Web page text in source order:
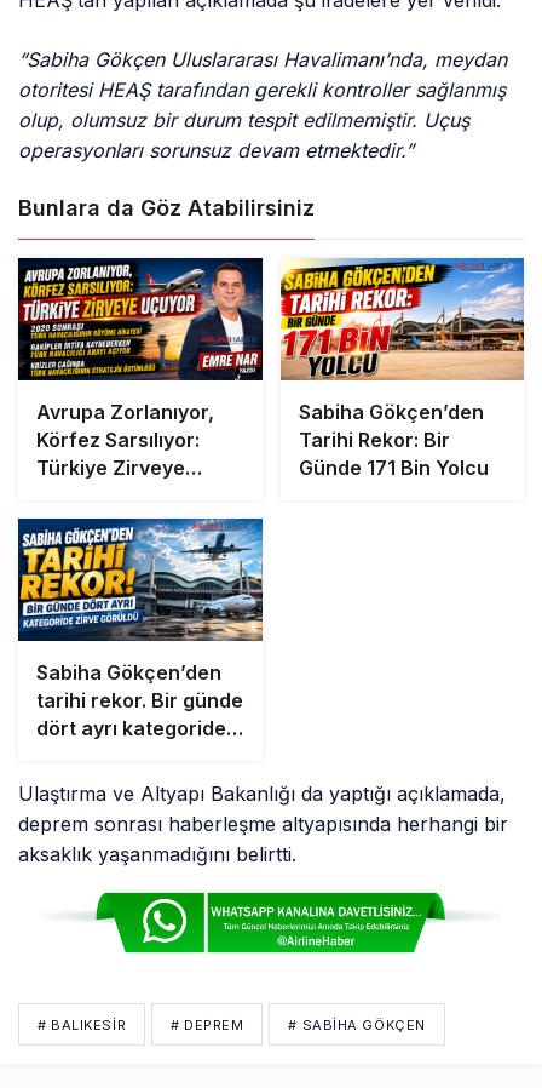
“Sabiha Gökçen Uluslararası Havalimanı’nda, meydan
otoritesi HEAŞ tarafından gerekli kontroller sağlanmış
olup, olumsuz bir durum tespit edilmemiştir. Uçuş
operasyonları sorunsuz devam etmektedir.”
Bunlara da Göz Atabilirsiniz
Avrupa Zorlanıyor,
Körfez Sarsılıyor:
Türkiye Zirveye
Sabiha Gökçen’den
Tarihi Rekor: Bir
Günde 171 Bin Yolcu
Sabiha Gökçen’den
tarihi rekor. Bir günde
dört ayrı kategoride
Ulaştırma ve Altyapı Bakanlığı da yaptığı açıklamada,
deprem sonrası haberleşme altyapısında herhangi bir
aksaklık yaşanmadığını belirtti.
# BALIKESIR # DEPREM # SABIHA GÖKÇEN